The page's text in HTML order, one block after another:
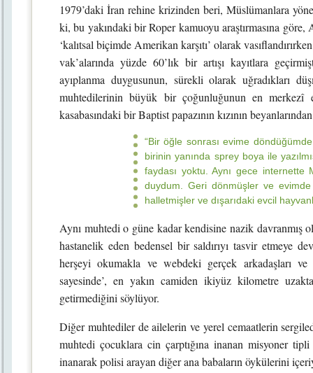
1979’daki İran rehine krizinden beri, Müslümanlara
ki, bu yakındaki bir Roper kamuoyu araştırmasına göre,
‘kalıtsal biçimde Amerikan karşıtı’ olarak
vak’alarında yüzde 60’lık bir artışı kayıtlara
ayıplanma duygusunun, sürekli olarak uğradıkları
muhtedilerinin büyük bir çoğunluğunun en
kasabasındaki bir Baptist papazının kızının
“Bir öğle sonrası evime
birinin yanında sprey boya ile
faydası yoktu. Aynı gece internette
duydum. Geri dönmüşler ve
halletmişler ve dışarıdaki evcil
Aynı muhtedi o güne kadar kendisine nazik
hastanelik eden bedensel bir saldırıyı tasvir etmeye
herşeyi okumakla ve webdeki gerçek arkadaşları
sayesinde’, en yakın camiden ikiyüz kilometre
getirmediğini söylüyor.
Diğer muhtediler de ailelerin ve yerel cemaatlerin
muhtedi çocuklara cin çarptığına inanan misyoner
inanarak polisi arayan diğer ana babaların öykülerini